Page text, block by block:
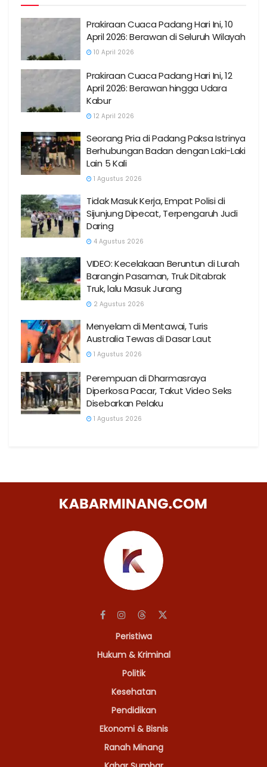
Prakiraan Cuaca Padang Hari Ini, 10
April 2026: Berawan di Seluruh Wilayah
10 April 2026
Prakiraan Cuaca Padang Hari Ini, 12
April 2026: Berawan hingga Udara
Kabur
12 April 2026
Seorang Pria di Padang Paksa Istrinya
Berhubungan Badan dengan Laki-Laki
Lain 5 Kali
1 Agustus 2026
Tidak Masuk Kerja, Empat Polisi di
Sijunjung Dipecat, Terpengaruh Judi
Daring
4 Agustus 2026
VIDEO: Kecelakaan Beruntun di Lurah
Barangin Pasaman, Truk Ditabrak
Truk, lalu Masuk Jurang
2 Agustus 2026
Menyelam di Mentawai, Turis
Australia Tewas di Dasar Laut
1 Agustus 2026
Perempuan di Dharmasraya
Diperkosa Pacar, Takut Video Seks
Disebarkan Pelaku
1 Agustus 2026
Peristiwa
Hukum & Kriminal
Politik
Kesehatan
Pendidikan
Ekonomi & Bisnis
Ranah Minang